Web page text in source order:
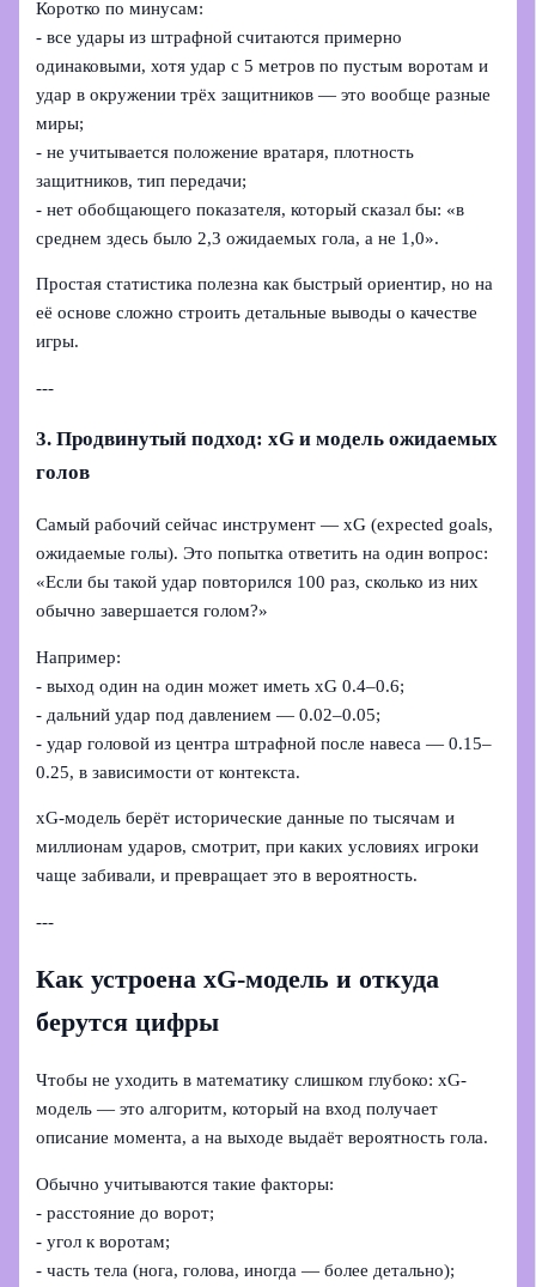
Коротко по минусам:
- все удары из штрафной считаются примерно
одинаковыми, хотя удар с 5 метров по пустым воротам и
удар в окружении трёх защитников — это вообще разные
миры;
- не учитывается положение вратаря, плотность
защитников, тип передачи;
- нет обобщающего показателя, который сказал бы: «в
среднем здесь было 2,3 ожидаемых гола, а не 1,0».
Простая статистика полезна как быстрый ориентир, но на
её основе сложно строить детальные выводы о качестве
игры.
---
3. Продвинутый подход: xG и модель ожидаемых
голов
Самый рабочий сейчас инструмент — xG (expected goals,
ожидаемые голы). Это попытка ответить на один вопрос:
«Если бы такой удар повторился 100 раз, сколько из них
обычно завершается голом?»
Например:
- выход один на один может иметь xG 0.4–0.6;
- дальний удар под давлением — 0.02–0.05;
- удар головой из центра штрафной после навеса — 0.15–
0.25, в зависимости от контекста.
xG-модель берёт исторические данные по тысячам и
миллионам ударов, смотрит, при каких условиях игроки
чаще забивали, и превращает это в вероятность.
---
Как устроена xG-модель и откуда
берутся цифры
Чтобы не уходить в математику слишком глубоко: xG-
модель — это алгоритм, который на вход получает
описание момента, а на выходе выдаёт вероятность гола.
Обычно учитываются такие факторы:
- расстояние до ворот;
- угол к воротам;
- часть тела (нога, голова, иногда — более детально);